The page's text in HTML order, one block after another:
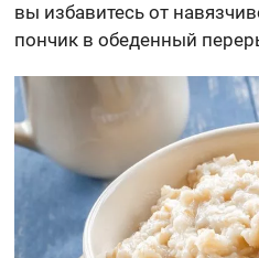
вы избавитесь от
пончик в обеденный